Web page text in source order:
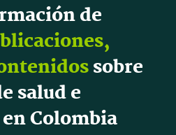
de
sobre
salud e
Colombia